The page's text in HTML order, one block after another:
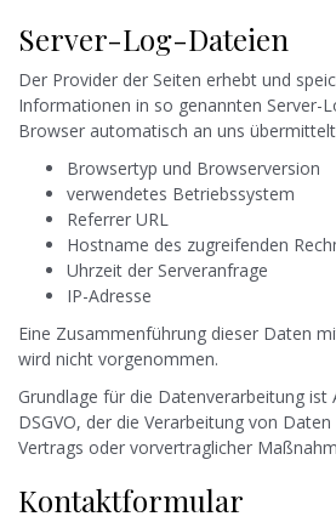
Server-Log-Dateien
Der Provider der Seiten erhebt und
Informationen in so genannten Server-
Browser automatisch an uns
Browsertyp und Browserversion
verwendetes Betriebssystem
Referrer URL
Hostname des zugreifenden
Uhrzeit der Serveranfrage
IP-Adresse
Eine Zusammenführung dieser Daten
wird nicht vorgenommen.
Grundlage für die Datenverarbeitung ist
DSGVO, der die Verarbeitung von
Vertrags oder vorvertraglicher
Kontaktformular